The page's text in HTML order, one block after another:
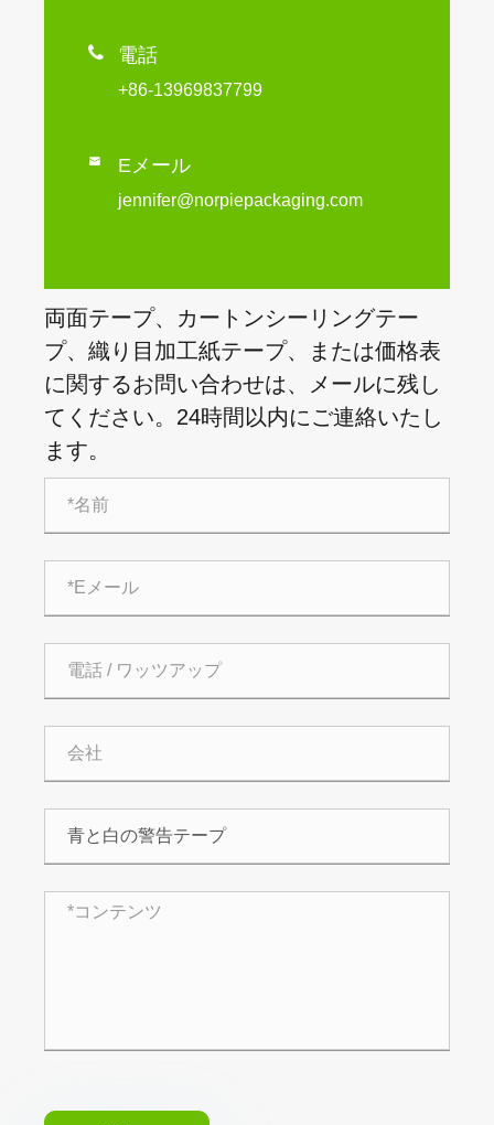
 電話
+86-13969837799
 Eメール
jennifer@norpiepackaging.com
両面テープ、カートンシーリングテー
プ、織り目加工紙テープ、または価格表
に関するお問い合わせは、メールに残し
てください。24時間以内にご連絡いたし
ます。